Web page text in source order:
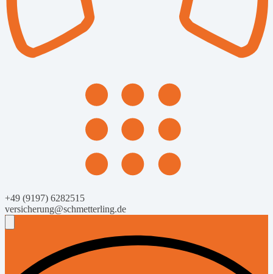
+49 (9197) 6282515
versicherung@schmetterling.de